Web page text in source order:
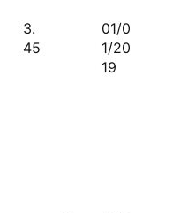
3.
45
01/0
1/20
19